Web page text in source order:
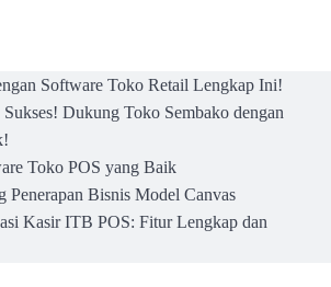
Software Toko Retail Lengkap Ini!
Dukung Toko Sembako dengan
Toko POS yang Baik
Penerapan Bisnis Model Canvas
Kasir ITB POS: Fitur Lengkap dan